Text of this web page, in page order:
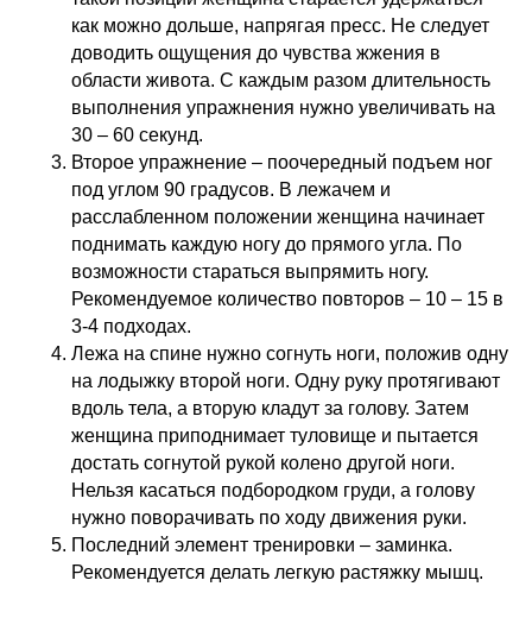
как можно дольше, напрягая пресс. Не следует
доводить ощущения до чувства жжения в
области живота. С каждым разом длительность
выполнения упражнения нужно увеличивать на
30 – 60 секунд.
Второе упражнение – поочередный подъем ног
под углом 90 градусов. В лежачем и
расслабленном положении женщина начинает
поднимать каждую ногу до прямого угла. По
возможности стараться выпрямить ногу.
Рекомендуемое количество повторов – 10 – 15 в
3-4 подходах.
Лежа на спине нужно согнуть ноги, положив одну
на лодыжку второй ноги. Одну руку протягивают
вдоль тела, а вторую кладут за голову. Затем
женщина приподнимает туловище и пытается
достать согнутой рукой колено другой ноги.
Нельзя касаться подбородком груди, а голову
нужно поворачивать по ходу движения руки.
Последний элемент тренировки – заминка.
Рекомендуется делать легкую растяжку мышц.